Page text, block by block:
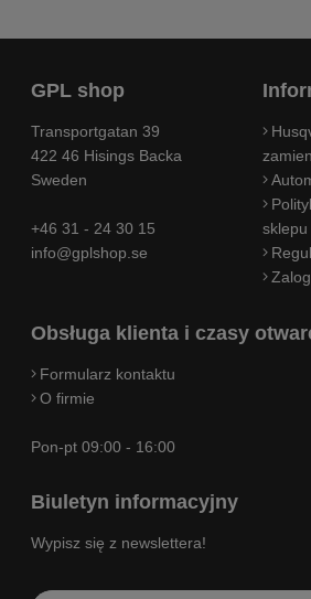
GPL shop
Transportgatan 39
422 46 Hisings Backa
Sweden
+46 31 - 24 30 15
info@gplshop.se
sklepu
Obsługa klienta i czasy
Formularz kontaktu
O firmie
Pon-pt 09:00 - 16:00
Biuletyn informacyjny
Wypisz się z newslettera!